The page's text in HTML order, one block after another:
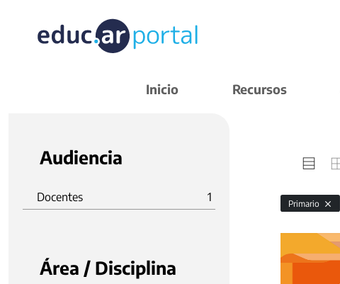
Inicio Recursos
Audiencia
Docentes 1
Área / Disciplina
Primario